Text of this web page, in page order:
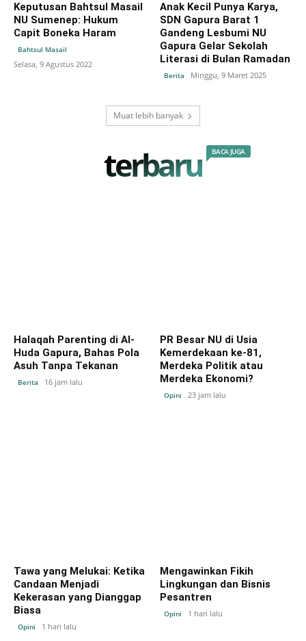
Keputusan Bahtsul Masail
NU Sumenep: Hukum
Capit Boneka Haram
Bahtsul Masail
Selasa, 9 Agustus 2022
Anak Kecil Punya Karya,
SDN Gapura Barat 1
Gandeng Lesbumi NU
Gapura Gelar Sekolah
Literasi di Bulan Ramadan
Berita Minggu, 9 Maret 2025
Muat lebih banyak
terbaru BACA JUGA
Halaqah Parenting di Al-
Huda Gapura, Bahas Pola
Asuh Tanpa Tekanan
Berita 16 jam lalu
PR Besar NU di Usia
Kemerdekaan ke-81,
Merdeka Politik atau
Merdeka Ekonomi?
Opini 23 jam lalu
Tawa yang Melukai: Ketika
Candaan Menjadi
Kekerasan yang Dianggap
Biasa
Opini 1 hari lalu
Mengawinkan Fikih
Lingkungan dan Bisnis
Pesantren
Opini 1 hari lalu